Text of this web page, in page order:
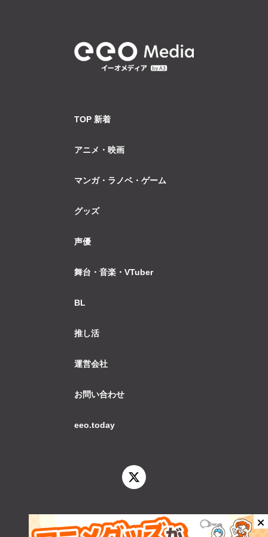
TOP 新着
アニメ・映画
マンガ・ラノベ・ゲーム
グッズ
声優
舞台・音楽・VTuber
BL
推し活
運営会社
お問い合わせ
eeo.today